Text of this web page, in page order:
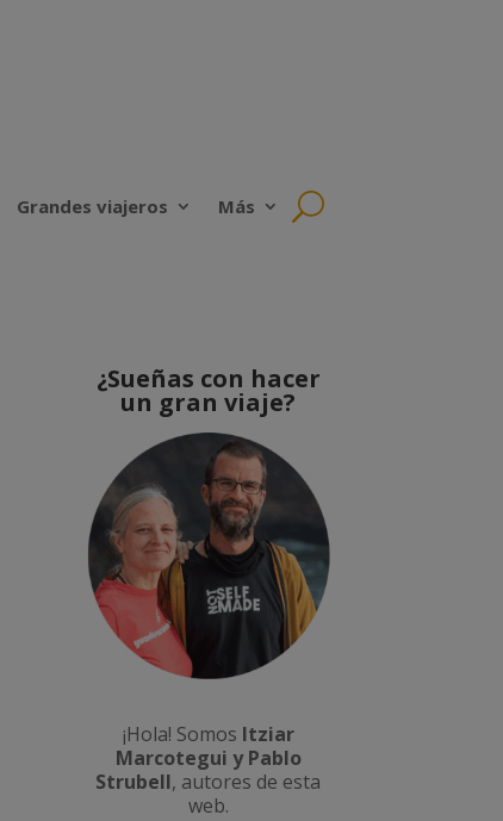
Grandes viajeros Más
¿Sueñas con hacer
un gran viaje?
¡Hola! Somos Itziar
Marcotegui y Pablo
Strubell, autores de esta
web.